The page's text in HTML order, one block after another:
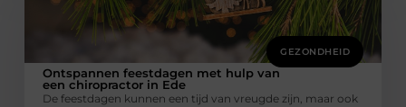
GEZONDHEID
Ontspannen feestdagen met hulp van
een chiropractor in Ede
De feestdagen kunnen een tijd van vreugde zijn, maar ook